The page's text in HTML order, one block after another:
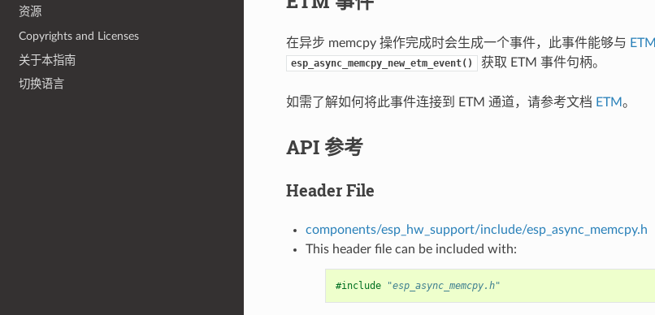
资源
Copyrights and Licenses
关于本指南
切换语言
在异步 memcpy 操作完成时会生成一个事件，此事件能够与 ETM
esp_async_memcpy_new_etm_event() 获取 ETM 事件句柄。
如需了解如何将此事件连接到 ETM 通道，请参考文档 ETM。
API 参考
Header File
components/esp_hw_support/include/esp_async_memcpy.h
This header file can be included with:
#include "esp_async_memcpy.h"